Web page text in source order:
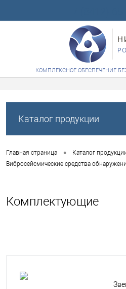
КОМПЛЕКСНОЕ ОБЕСПЕЧЕНИЕ
Каталог продукции
Главная страница • Каталог
Вибросейсмические средства
Комплектующие